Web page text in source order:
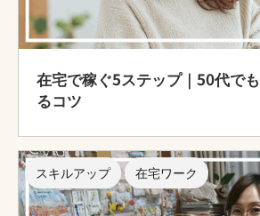
在宅で稼ぐ5ステップ｜50代で
るコツ
スキルアップ 在宅ワーク